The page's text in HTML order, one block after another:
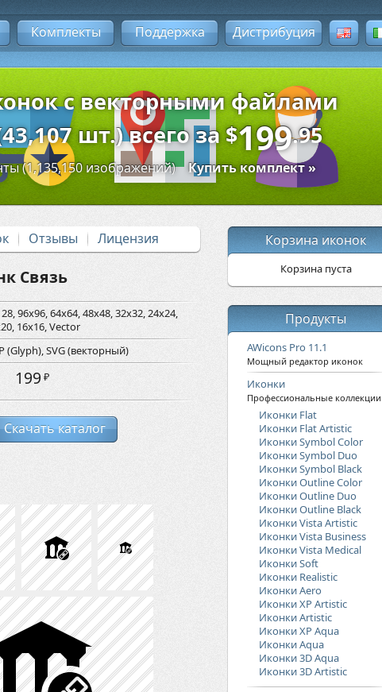
Комплекты Поддержка Дистрибуция
с векторными файлами
шт.) всего за$199.95
(1,135,150 изображений) Купить комплект »
Отзывы Лицензия
Связь
96x96, 64x64, 48x48, 32x32, 24x24,
16x16, Vector
(Glyph), SVG (векторный)
199₽
Скачать каталог
Корзина иконок
Корзина пуста
Продукты
AWicons Pro 11.1
Мощный редактор иконок
Иконки
Профессиональные коллекции
Иконки Flat
Иконки Flat Artistic
Иконки Symbol Color
Иконки Symbol Duo
Иконки Symbol Black
Иконки Outline Color
Иконки Outline Duo
Иконки Outline Black
Иконки Vista Artistic
Иконки Vista Business
Иконки Vista Medical
Иконки Soft
Иконки Realistic
Иконки Aero
Иконки XP Artistic
Иконки Artistic
Иконки XP Aqua
Иконки Aqua
Иконки 3D Aqua
Иконки 3D Artistic